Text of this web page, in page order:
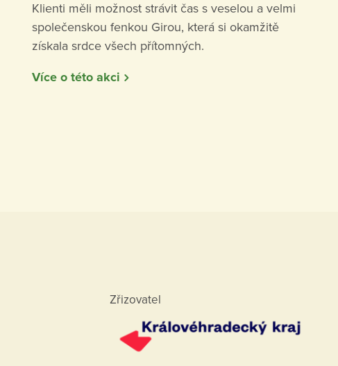
Klienti měli možnost strávit čas s veselou a velmi
společenskou fenkou Girou, která si okamžitě
získala srdce všech přítomných.
Více o této akci
Zřizovatel